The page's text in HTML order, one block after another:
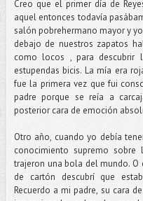
Creo que el primer día de
aquel entonces todavía
salón pobrehermano mayor y
debajo de nuestros zapatos
como locos , para descubrir
estupendas bicis. La mía era
fue la primera vez que fui
padre porque se reía a
posterior cara de emoción
Otro año, cuando yo debía
conocimiento supremo sobre
trajeron una bola del mundo. O
de cartón descubrí que
Recuerdo a mi padre, su cara